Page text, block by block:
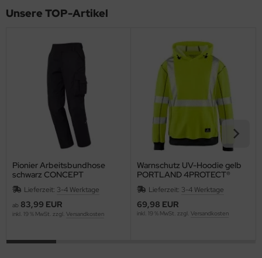
Unsere TOP-Artikel
Pionier Arbeitsbundhose
schwarz CONCEPT
Lieferzeit: 3-4 Werktage
ab 83,99 EUR
inkl. 19 % MwSt. zzgl. Versandkosten
Warnschutz UV-Hoodie gelb
PORTLAND 4PROTECT®
3446
Lieferzeit: 3-4 Werktage
69,98 EUR
inkl. 19 % MwSt. zzgl. Versandkosten